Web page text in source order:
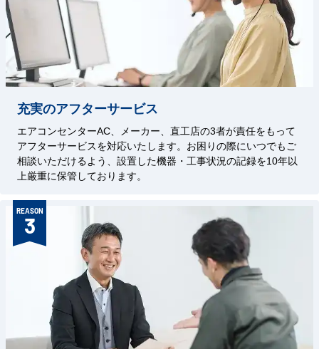
充実のアフターサービス
エアコンセンターAC、メーカー、直工店の3者が責任をもって
アフターサービスを対応いたします。お困りの際にいつでもご
相談いただけるよう、設置した機器・工事状況の記録を10年以
上厳重に保管しております。
REASON
3